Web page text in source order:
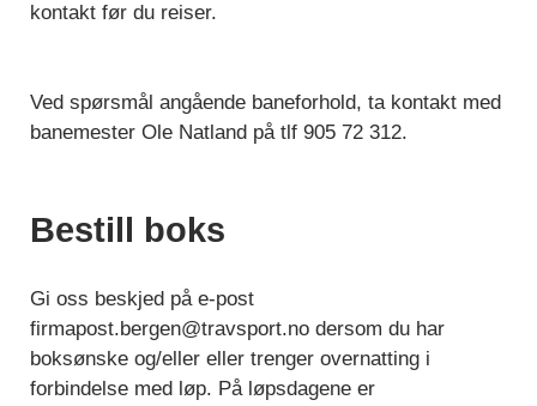
kontakt før du reiser.
Ved spørsmål angående baneforhold, ta kontakt med
banemester Ole Natland på tlf 905 72 312.
Bestill boks
Gi oss beskjed på e-post
firmapost.bergen@travsport.no dersom du har
boksønske og/eller eller trenger overnatting i
forbindelse med løp. På løpsdagene er